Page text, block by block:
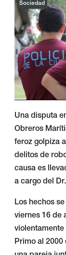
Sociedad
Una disputa
Obreros
feroz golpiza
delitos de
causa es
a cargo del
Los hechos
viernes 16 de
Primo al